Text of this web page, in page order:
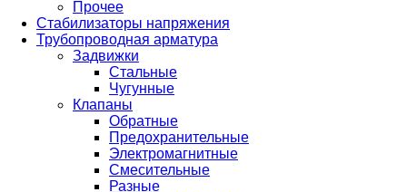
Прочее
Стабилизаторы напряжения
Трубопроводная арматура
Задвижки
Стальные
Чугунные
Клапаны
Обратные
Предохранительные
Электромагнитные
Смесительные
Разные